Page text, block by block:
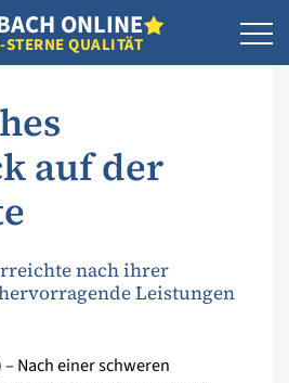
ONLINE
QUALITÄT
auf der
nach ihrer
Leistungen
– Nach einer schweren